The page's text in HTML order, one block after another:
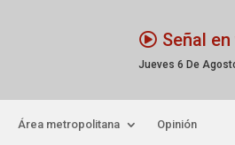
Señal
Jueves 6 De
Área metropolitana Opinión